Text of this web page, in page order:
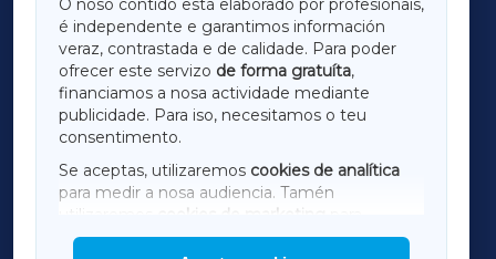
O noso contido está elaborado por profesionais,
é independente e garantimos información
veraz, contrastada e de calidade. Para poder
ofrecer este servizo de forma gratuíta,
financiamos a nosa actividade mediante
publicidade. Para iso, necesitamos o teu
consentimento.
Se aceptas, utilizaremos cookies de analítica
para medir a nosa audiencia. Tamén
utilizaremos
cookies de marketing
mostrar publicidade de terceiros.
LUGOXA
TERRACHAXA
AMARIÑAXA